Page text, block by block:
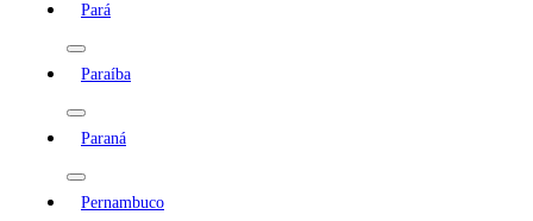
Pará
Paraíba
Paraná
Pernambuco